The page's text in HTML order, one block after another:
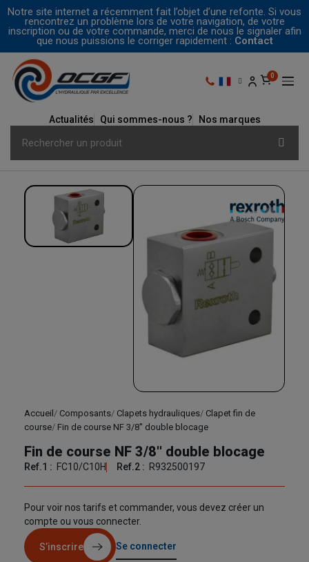
Notre site internet a récemment fait l’objet d’une refonte. Si vous
rencontrez un problème lors de votre navigation, de votre
inscription ou de votre commande, merci de nous le signaler afin
que nous puissions le corriger rapidement : Contact
Actualités Qui sommes-nous ? Nos marques
Accueil Composants Clapets hydrauliques Clapet fin de
course Fin de course NF 3/8'' double blocage
Fin de course NF 3/8'' double blocage
Ref.1 : FC10/C10H Ref.2 : R932500197
Pour voir nos tarifs et commander, vous devez créer un
compte ou vous connecter.
S’inscrire Se connecter